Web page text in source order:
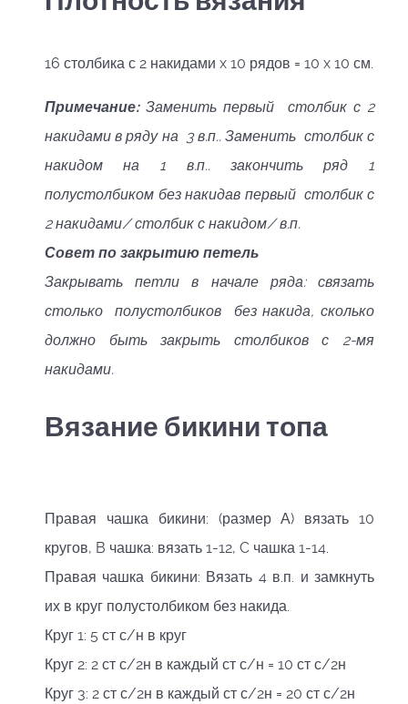
16 столбика с 2 накидами x 10 рядов = 10 x 10 см.
Примечание:Заменить первый столбик с 2
накидами в ряду на 3 в.п.. Заменить столбик с
накидом на 1 в.п.. закончить ряд 1
полустолбиком без накидав первый столбик с
2 накидами/ столбик с накидом/ в.п.
Совет по закрытию петель
Закрывать петли в начале ряда: связать
столько полустолбиков без накида, сколько
должно быть закрыть столбиков с 2-мя
накидами.
Вязание бикини топа
Правая чашка бикини: (размер А) вязать 10
кругов, B чашка: вязать 1-12, C чашка 1-14.
Правая чашка бикини: Вязать 4 в.п. и замкнуть
их в круг полустолбиком без накида.
Круг 1: 5 ст с/н в круг
Круг 2: 2 ст с/2н в каждый ст с/н = 10 ст с/2н
Круг 3: 2 ст с/2н в каждый ст с/2н = 20 ст с/2н